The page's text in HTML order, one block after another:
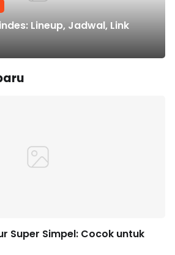
Lineup, Jadwal, Link
Super Simpel: Cocok untuk